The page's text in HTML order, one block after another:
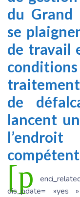
du Grand
se
de travail
de
lancent
[p
dis_pdate= »yes